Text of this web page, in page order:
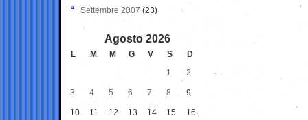
Settembre 2007 (23)
Agosto 2026
L M M G V S
D
1
2
3 4 5 6 7 8 9
10 11 12 13 14 15 16